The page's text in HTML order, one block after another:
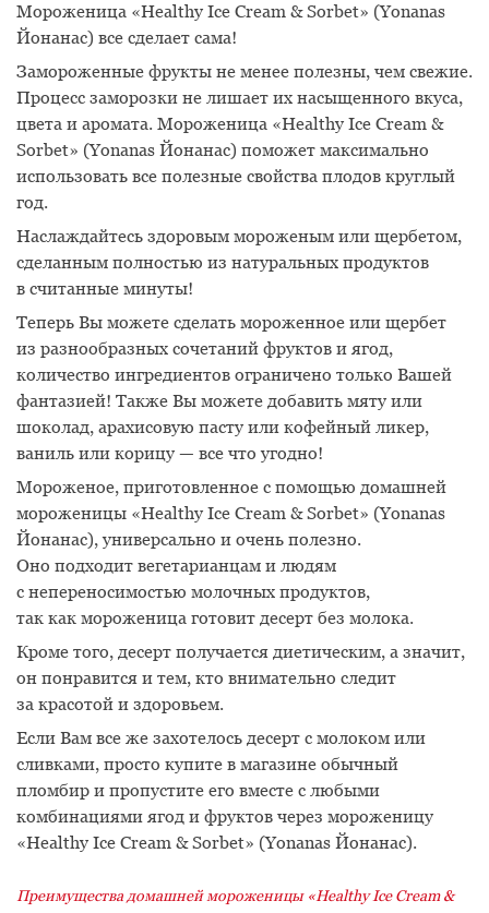
Мороженица «Healthy Ice Cream & Sorbet» (Yonanas
Йонанас) все сделает сама!
Замороженные фрукты не менее полезны, чем свежие.
Процесс заморозки не лишает их насыщенного вкуса,
цвета и аромата. Мороженица «Healthy Ice Cream &
Sorbet» (Yonanas Йонанас) поможет максимально
использовать все полезные свойства плодов круглый
год.
Наслаждайтесь здоровым мороженым или щербетом,
сделанным полностью из натуральных продуктов
в считанные минуты!
Теперь Вы можете сделать мороженное или щербет
из разнообразных сочетаний фруктов и ягод,
количество ингредиентов ограничено только Вашей
фантазией! Также Вы можете добавить мяту или
шоколад, арахисовую пасту или кофейный ликер,
ваниль или корицу — все что угодно!
Мороженое, приготовленное с помощью домашней
мороженицы «Healthy Ice Cream & Sorbet» (Yonanas
Йонанас), универсально и очень полезно.
Оно подходит вегетарианцам и людям
с непереносимостью молочных продуктов,
так как мороженица готовит десерт без молока.
Кроме того, десерт получается диетическим, а значит,
он понравится и тем, кто внимательно следит
за красотой и здоровьем.
Если Вам все же захотелось десерт с молоком или
сливками, просто купите в магазине обычный
пломбир и пропустите его вместе с любыми
комбинациями ягод и фруктов через мороженицу
«Healthy Ice Cream & Sorbet» (Yonanas Йонанас).
Преимущества домашней мороженицы «Healthy Ice Cream &